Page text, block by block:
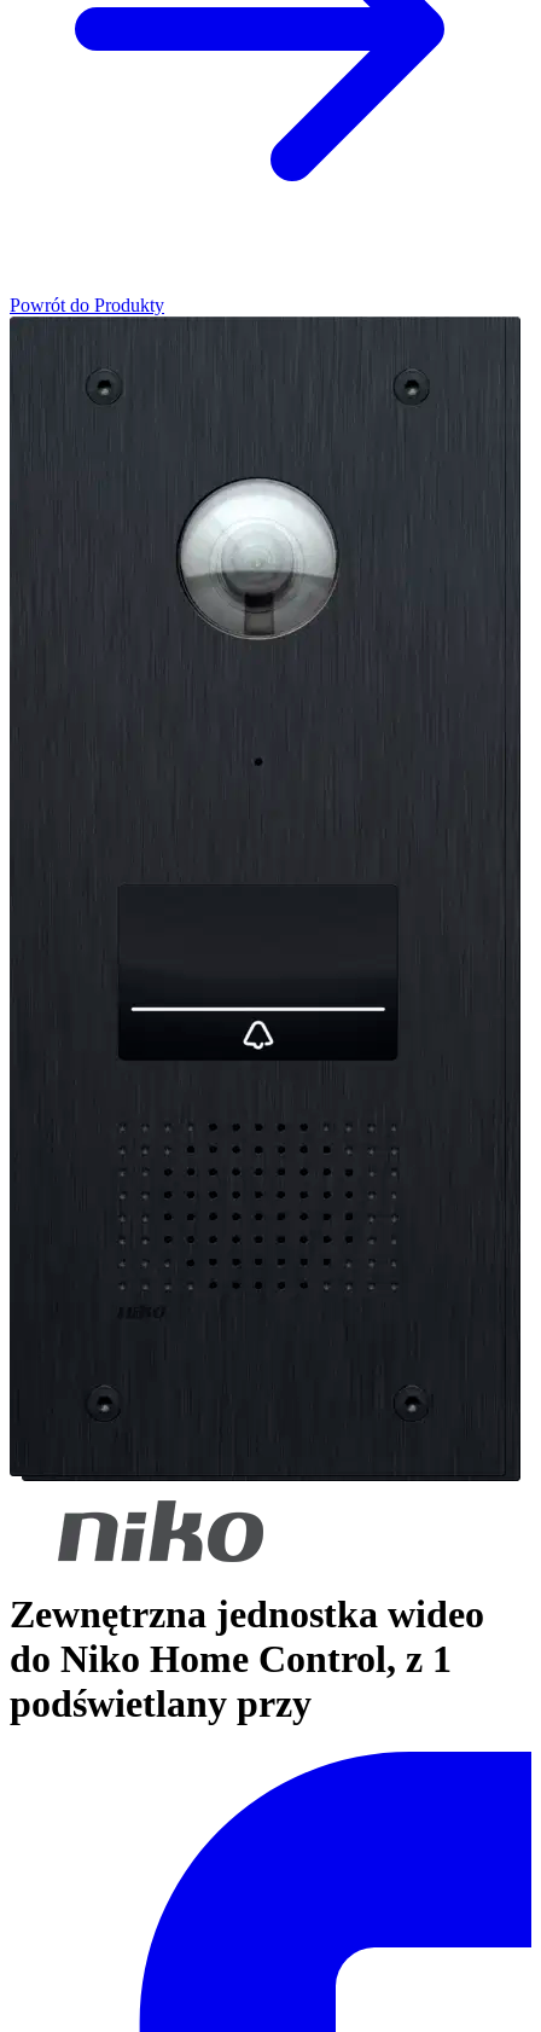
Powrót do Produkty
Zewnętrzna jednostka wideo
do Niko Home Control, z 1
podświetlany przy